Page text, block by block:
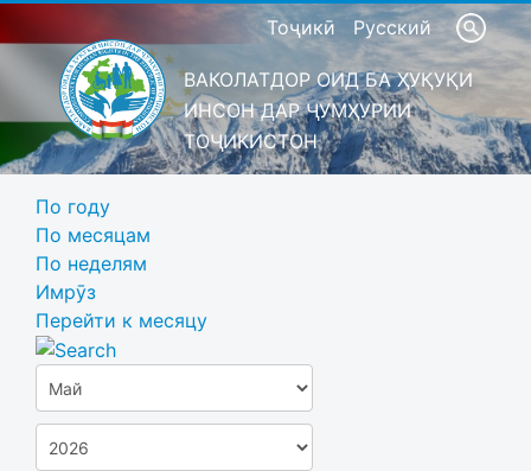
Тоҷикӣ Русский
ВАКОЛАТДОР ОИД БА ҲУҚУҚИ
ИНСОН ДАР ҶУМҲУРИИ
ТОҶИКИСТОН
По году
По месяцам
По неделям
Имрӯз
Перейти к месяцу